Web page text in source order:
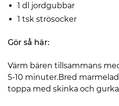
1 dl jordgubbar
1 tsk strösocker
Gör så här:
Värm bären tillsammans
5-10 minuter.Bred
toppa med skinka och